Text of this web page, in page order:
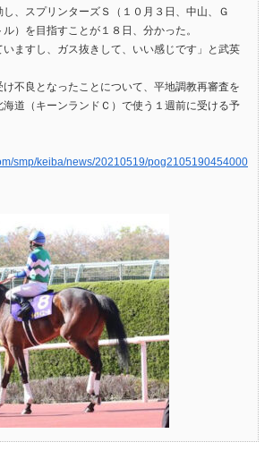
し、スプリンターズＳ（１０月３日、中山、Ｇ
ル）を目指すことが１８日、分かった。
いますし、ガス抜きして、いい感じです」と武英
け不良となったことについて、平地調教再審査を
道（キーンランドＣ）で使う１週前に受ける予
smp/keiba/news/20210519/pog2105190454000